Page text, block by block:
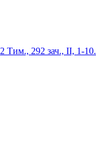
2 Тим., 292 зач., II, 1-10.